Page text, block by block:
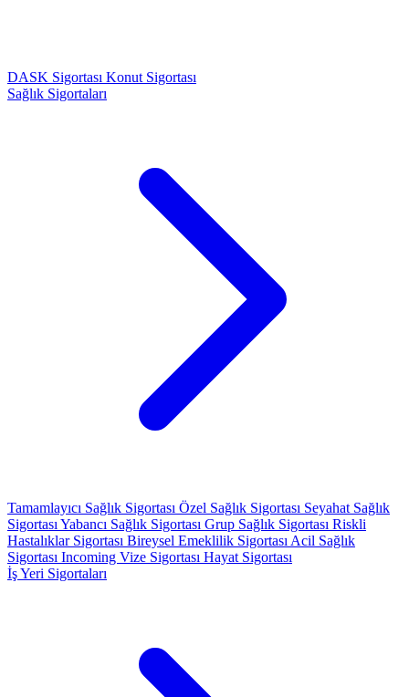
DASK Sigortası Konut Sigortası
Sağlık Sigortaları
Tamamlayıcı Sağlık Sigortası Özel Sağlık Sigortası Seyahat Sağlık
Sigortası Yabancı Sağlık Sigortası Grup Sağlık Sigortası Riskli
Hastalıklar Sigortası Bireysel Emeklilik Sigortası Acil Sağlık
Sigortası Incoming Vize Sigortası Hayat Sigortası
İş Yeri Sigortaları